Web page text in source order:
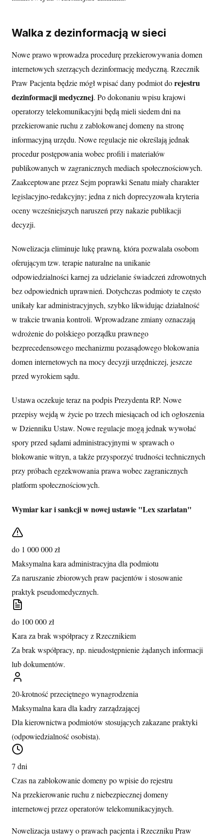
Walka z dezinformacją w sieci
Nowe prawo wprowadza procedurę przekierowywania domen
internetowych szerzących dezinformację medyczną. Rzecznik
Praw Pacjenta będzie mógł wpisać dany podmiot dorejestru
dezinformacji medycznej. Po dokonaniu wpisu krajowi
operatorzy telekomunikacyjni będą mieli siedem dni na
przekierowanie ruchu z zablokowanej domeny na stronę
informacyjną urzędu. Nowe regulacje nie określają jednak
procedur postępowania wobec profili i materiałów
publikowanych w zagranicznych mediach społecznościowych.
Zaakceptowane przez Sejm poprawki Senatu miały charakter
legislacyjno-redakcyjny; jedna z nich doprecyzowała kryteria
oceny wcześniejszych naruszeń przy nakazie publikacji
decyzji.
Nowelizacja eliminuje lukę prawną, która pozwalała osobom
oferującym tzw. terapie naturalne na unikanie
odpowiedzialności karnej za udzielanie świadczeń zdrowotnych
bez odpowiednich uprawnień. Dotychczas podmioty te często
unikały kar administracyjnych, szybko likwidując działalność
w trakcie trwania kontroli. Wprowadzane zmiany oznaczają
wdrożenie do polskiego porządku prawnego
bezprecedensowego mechanizmu pozasądowego blokowania
domen internetowych na mocy decyzji urzędniczej, jeszcze
przed wyrokiem sądu.
Ustawa oczekuje teraz na podpis Prezydenta RP. Nowe
przepisy wejdą w życie po trzech miesiącach od ich ogłoszenia
w Dzienniku Ustaw. Nowe regulacje mogą jednak wywołać
spory przed sądami administracyjnymi w sprawach o
blokowanie witryn, a także przysporzyć trudności technicznych
przy próbach egzekwowania prawa wobec zagranicznych
platform społecznościowych.
Wymiar kar i sankcji w nowej ustawie "Lex szarlatan"
do 1 000 000 zł
Maksymalna kara administracyjna dla podmiotu
Za naruszanie zbiorowych praw pacjentów i stosowanie
praktyk pseudomedycznych.
do 100 000 zł
Kara za brak współpracy z Rzecznikiem
Za brak współpracy, np. nieudostępnienie żądanych informacji
lub dokumentów.
20-krotność przeciętnego wynagrodzenia
Maksymalna kara dla kadry zarządzającej
Dla kierownictwa podmiotów stosujących zakazane praktyki
(odpowiedzialność osobista).
7 dni
Czas na zablokowanie domeny po wpisie do rejestru
Na przekierowanie ruchu z niebezpiecznej domeny
internetowej przez operatorów telekomunikacyjnych.
Nowelizacja ustawy o prawach pacjenta i Rzeczniku Praw